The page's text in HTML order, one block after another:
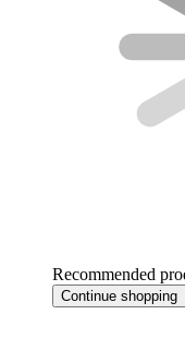
Recommended
Continue shopping